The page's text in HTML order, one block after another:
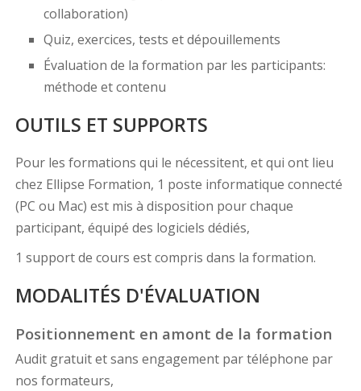
collaboration)
Quiz, exercices, tests et dépouillements
Évaluation de la formation par les participants:
méthode et contenu
OUTILS ET SUPPORTS
Pour les formations qui le nécessitent, et qui ont lieu
chez Ellipse Formation, 1 poste informatique connecté
(PC ou Mac) est mis à disposition pour chaque
participant, équipé des logiciels dédiés,
1 support de cours est compris dans la formation.
MODALITÉS D'ÉVALUATION
Positionnement en amont de la formation
Audit gratuit et sans engagement par téléphone par
nos formateurs,